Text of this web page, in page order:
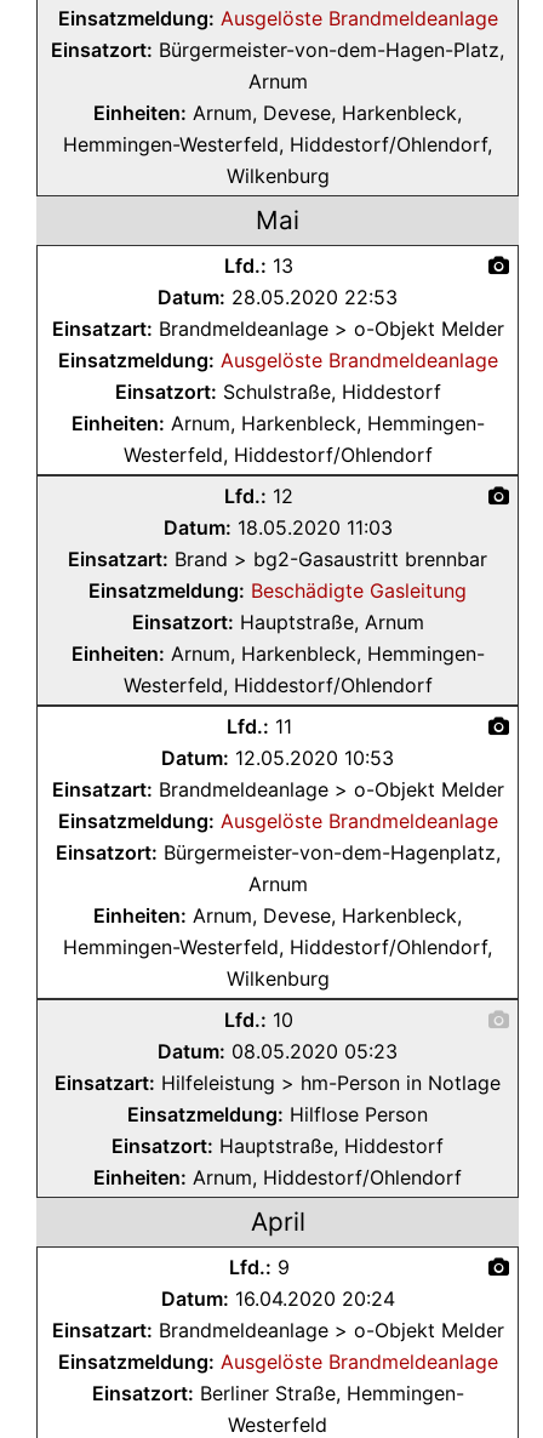
Einsatzmeldung: Ausgelöste Brandmeldeanlage
Einsatzort: Bürgermeister-von-dem-Hagen-Platz,
Arnum
Einheiten: Arnum, Devese, Harkenbleck,
Hemmingen-Westerfeld, Hiddestorf/Ohlendorf,
Wilkenburg
Mai
Lfd.: 13
Datum: 28.05.2020 22:53
Einsatzart: Brandmeldeanlage > o-Objekt Melder
Einsatzmeldung: Ausgelöste Brandmeldeanlage
Einsatzort: Schulstraße, Hiddestorf
Einheiten: Arnum, Harkenbleck, Hemmingen-
Westerfeld, Hiddestorf/Ohlendorf
Lfd.: 12
Datum: 18.05.2020 11:03
Einsatzart: Brand > bg2-Gasaustritt brennbar
Einsatzmeldung: Beschädigte Gasleitung
Einsatzort: Hauptstraße, Arnum
Einheiten: Arnum, Harkenbleck, Hemmingen-
Westerfeld, Hiddestorf/Ohlendorf
Lfd.: 11
Datum: 12.05.2020 10:53
Einsatzart: Brandmeldeanlage > o-Objekt Melder
Einsatzmeldung: Ausgelöste Brandmeldeanlage
Einsatzort: Bürgermeister-von-dem-Hagenplatz,
Arnum
Einheiten: Arnum, Devese, Harkenbleck,
Hemmingen-Westerfeld, Hiddestorf/Ohlendorf,
Wilkenburg
Lfd.: 10
Datum: 08.05.2020 05:23
Einsatzart: Hilfeleistung > hm-Person in Notlage
Einsatzmeldung: Hilflose Person
Einsatzort: Hauptstraße, Hiddestorf
Einheiten: Arnum, Hiddestorf/Ohlendorf
April
Lfd.: 9
Datum: 16.04.2020 20:24
Einsatzart: Brandmeldeanlage > o-Objekt Melder
Einsatzmeldung: Ausgelöste Brandmeldeanlage
Einsatzort: Berliner Straße, Hemmingen-
Westerfeld